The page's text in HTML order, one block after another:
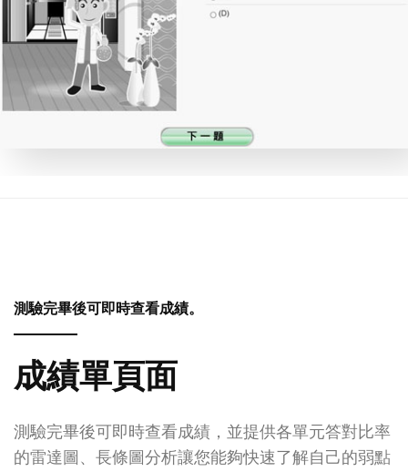
測驗完畢後可即時查看成績。
成績單頁面
測驗完畢後可即時查看成績，並提供各單元答對比率
的雷達圖、長條圖分析讓您能夠快速了解自己的弱點